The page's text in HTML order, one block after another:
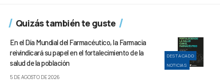
Quizás también te guste
DESTACADO
NOTICIAS
En el Día Mundial del Farmacéutico, la Farmacia
reivindicará su papel en el fortalecimiento de la
salud de la población
5 DE AGOSTO DE 2026